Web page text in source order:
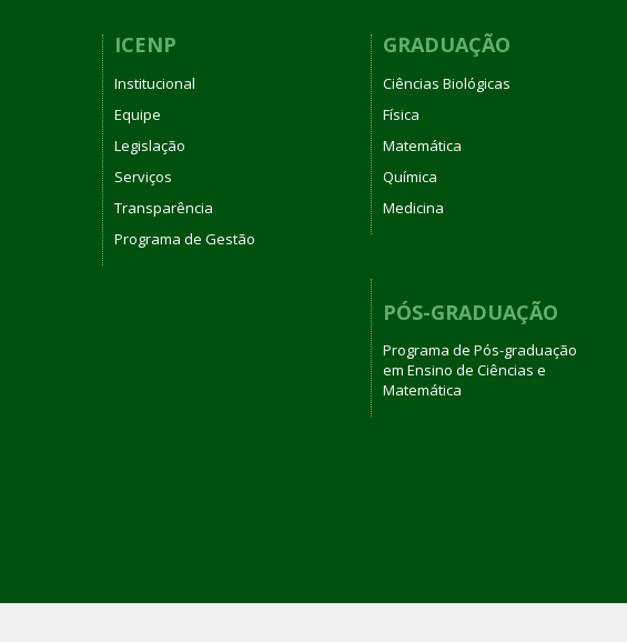
ICENP
Institucional
Equipe
Legislação
Serviços
Transparência
Programa de Gestão
GRADUAÇÃO
Ciências Biológicas
Física
Matemática
Química
Medicina
PÓS-GRADUAÇÃO
Programa de Pós-graduação
em Ensino de Ciências e
Matemática